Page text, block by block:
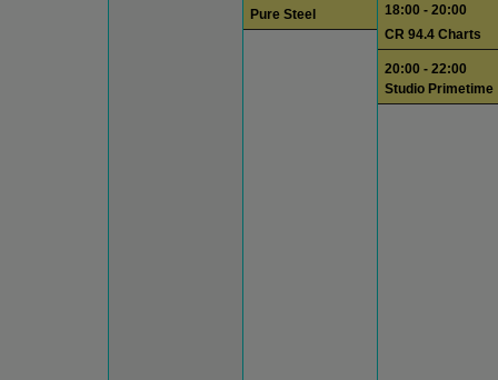
Pure Steel
18:00 - 20:00
CR 94.4 Charts
20:00 - 22:00
Studio Primetime